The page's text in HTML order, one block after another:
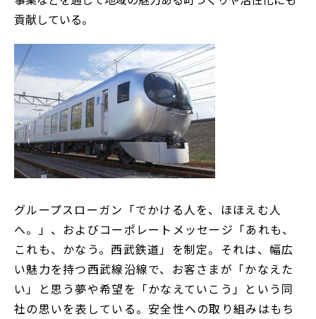
貢献している。
グループスローガン「でかける人を、ほほえむ人
へ。」、およびコーポレートメッセージ「あれも、
これも、かなう。西武鉄道」を制定。それは、幅広
い魅力を持つ西武線沿線で、お客さまが「かなえた
い」と思う夢や希望を「かなえていこう」という同
社の思いを表している。安全性への取り組みはもち